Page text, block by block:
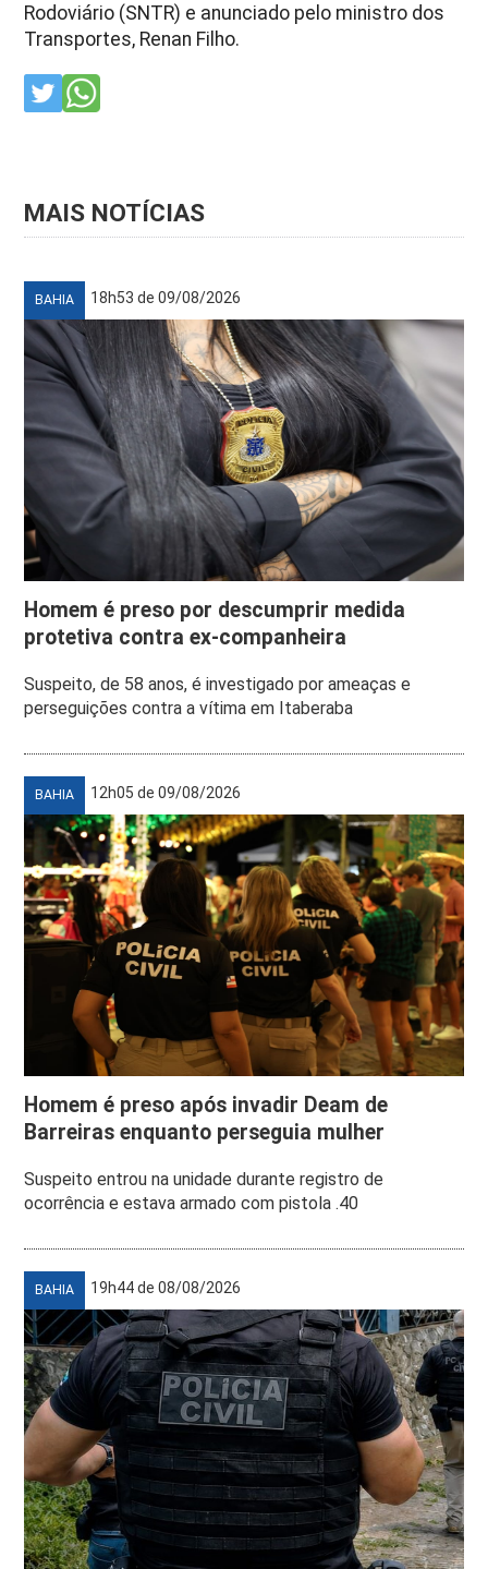
Rodoviário (SNTR) e anunciado pelo ministro dos
Transportes, Renan Filho.
MAIS NOTÍCIAS
BAHIA 18h53 de 09/08/2026
Homem é preso por descumprir medida
protetiva contra ex-companheira
Suspeito, de 58 anos, é investigado por ameaças e
perseguições contra a vítima em Itaberaba
BAHIA 12h05 de 09/08/2026
Homem é preso após invadir Deam de
Barreiras enquanto perseguia mulher
Suspeito entrou na unidade durante registro de
ocorrência e estava armado com pistola .40
BAHIA 19h44 de 08/08/2026